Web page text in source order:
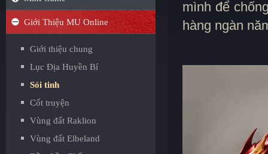
Giới Thiệu MU Online
Giới thiệu chung
Lục Địa Huyền Bí
Sói tinh
Cốt truyện
Vùng đất Raklion
Vùng đất Elbeland
mình để
hàng ngàn